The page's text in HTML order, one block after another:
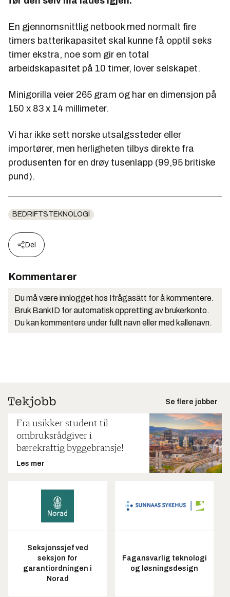
En gjennomsnittlig netbook med normalt fire
timers batterikapasitet skal kunne få opptil seks
timer ekstra, noe som gir en total
arbeidskapasitet på 10 timer, lover selskapet.
Minigorilla veier 265 gram og har en dimensjon på
150 x 83 x 14 millimeter.
Vi har ikke sett norske utsalgssteder eller
importører, men herligheten tilbys direkte fra
produsenten for en drøy tusenlapp (99,95 britiske
pund).
BEDRIFTSTEKNOLOGI
Del
Kommentarer
Du må være innlogget hos Ifrågasätt for å kommentere.
Bruk BankID for automatisk oppretting av brukerkonto.
Du kan kommentere under fullt navn eller med kallenavn.
Se flere jobber
Fra usikker student til
ombruksrådgiver i
bærekraftig byggebransje!
Les mer
Seksjonssjef ved
seksjon for
garantiordningen i
Norad
Fagansvarlig teknologi
og løsningsdesign